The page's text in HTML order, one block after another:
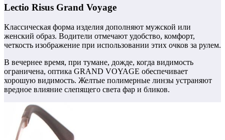
Lectio Risus Grand Voyage
Классическая форма изделия дополняют мужской или
женский образ. Водители отмечают удобство, комфорт,
четкость изображение при использовании этих очков за рулем.
В вечернее время, при тумане, дожде, когда видимость
ограничена, оптика GRAND VOYAGE обеспечивает
хорошую видимость. Желтые полимерные линзы устраняют
вредное влияние слепящего света фар и бликов.